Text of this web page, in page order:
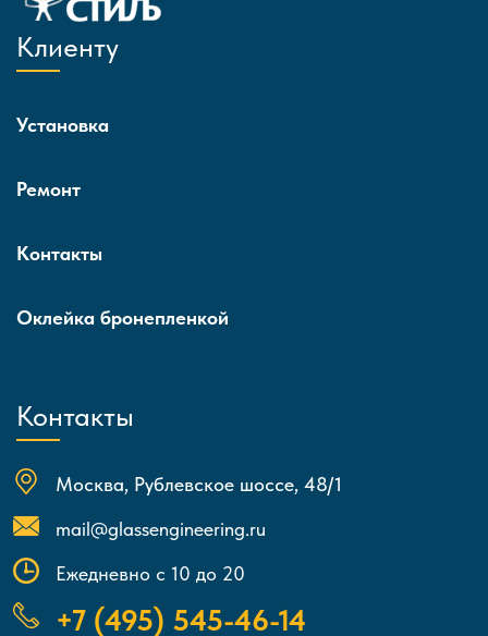
Клиенту
Установка
Ремонт
Контакты
Оклейка бронепленкой
Контакты
Москва, Рублевское шоссе, 48/1
mail@glassengineering.ru
Ежедневно с 10 до 20
+7 (495) 545-46-14